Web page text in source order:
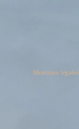
Mentions légales